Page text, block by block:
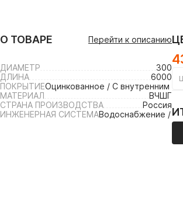
О ТОВАРЕ Перейти к описанию
ДИАМЕТР
300
ДЛИНА
6000
ПОКРЫТИЕОцинкованное / С внутренним
МАТЕРИАЛ
ВЧШГ
СТРАНА ПРОИЗВОДСТВА
Россия
ИНЖЕНЕРНАЯ СИСТЕМАВодоснабжение /